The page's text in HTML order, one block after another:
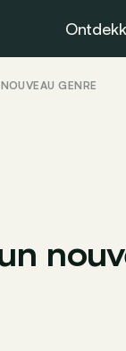
GENRE